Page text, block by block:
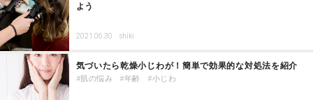
よう
2021.06.30 shiki
気づいたら乾燥小じわが！簡単で効果的な対処法を紹介
肌の悩み 年齢 小じわ